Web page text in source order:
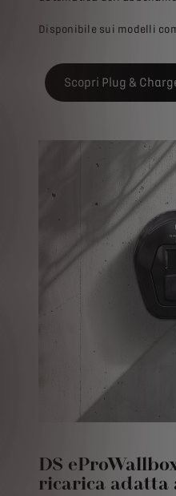
Disponibile sui modelli
Scopri Plug &
DS
ricarica adatta